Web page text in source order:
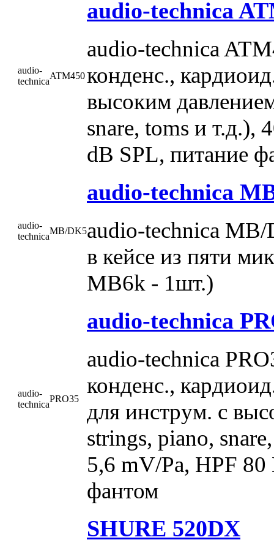
audio-
technica
ATM450
audio-technica
audio-technica
конденс.,
высоким
snare, toms и т.д.),
dB SPL, питание
audio-
technica
MB/DK5
audio-technica
audio-technica
в кейсе из пяти
MB6k - 1шт.)
audio-
technica
PRO35
audio-technica
audio-technica
конденс.,
для инструм. c
strings, piano,
5,6 mV/Pa, HPF
фантом
SHURE 520DX